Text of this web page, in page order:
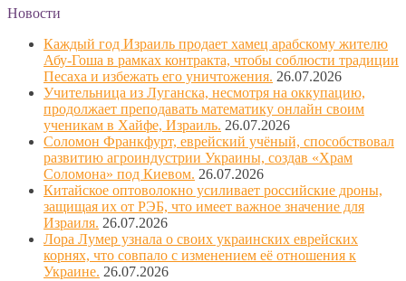
Новости
Каждый год Израиль продает хамец арабскому жителю
Абу-Гоша в рамках контракта, чтобы соблюсти традиции
Песаха и избежать его уничтожения. 26.07.2026
Учительница из Луганска, несмотря на оккупацию,
продолжает преподавать математику онлайн своим
ученикам в Хайфе, Израиль. 26.07.2026
Соломон Франкфурт, еврейский учёный, способствовал
развитию агроиндустрии Украины, создав «Храм
Соломона» под Киевом. 26.07.2026
Китайское оптоволокно усиливает российские дроны,
защищая их от РЭБ, что имеет важное значение для
Израиля. 26.07.2026
Лора Лумер узнала о своих украинских еврейских
корнях, что совпало с изменением её отношения к
Украине. 26.07.2026